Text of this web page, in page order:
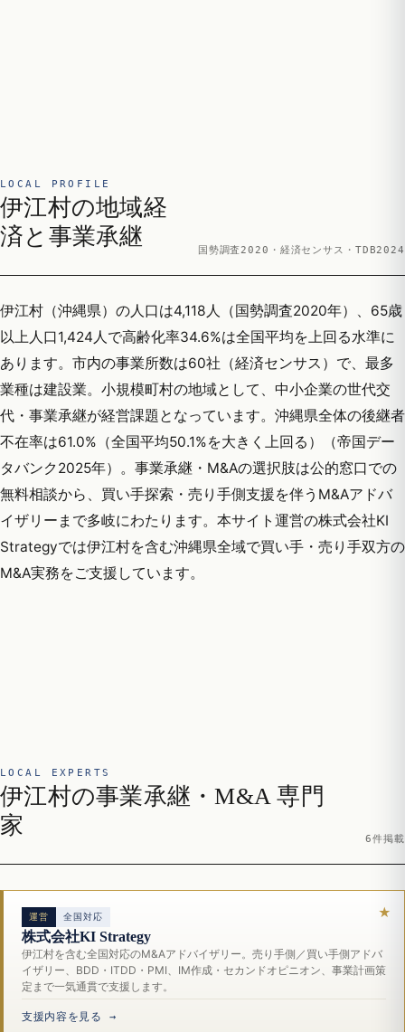
LOCAL PROFILE
伊江村の地域経
済と事業承継
国勢調査2020・経済センサス・TDB2024
伊江村（沖縄県）の人口は4,118人（国勢調査2020年）、65歳
以上人口1,424人で高齢化率34.6%は全国平均を上回る水準に
あります。市内の事業所数は60社（経済センサス）で、最多
業種は建設業。小規模町村の地域として、中小企業の世代交
代・事業承継が経営課題となっています。沖縄県全体の後継者
不在率は61.0%（全国平均50.1%を大きく上回る）（帝国デー
タバンク2025年）。事業承継・M&Aの選択肢は公的窓口での
無料相談から、買い手探索・売り手側支援を伴うM&Aアドバ
イザリーまで多岐にわたります。本サイト運営の株式会社KI
Strategyでは伊江村を含む沖縄県全域で買い手・売り手双方の
M&A実務をご支援しています。
LOCAL EXPERTS
伊江村の事業承継・M&A 専門
家
6件掲載
運営 全国対応
株式会社KI Strategy
伊江村を含む全国対応のM&Aアドバイザリー。売り手側／買い手側アドバ
イザリー、BDD・ITDD・PMI、IM作成・セカンドオピニオン、事業計画策
定まで一気通貫で支援します。
支援内容を見る →